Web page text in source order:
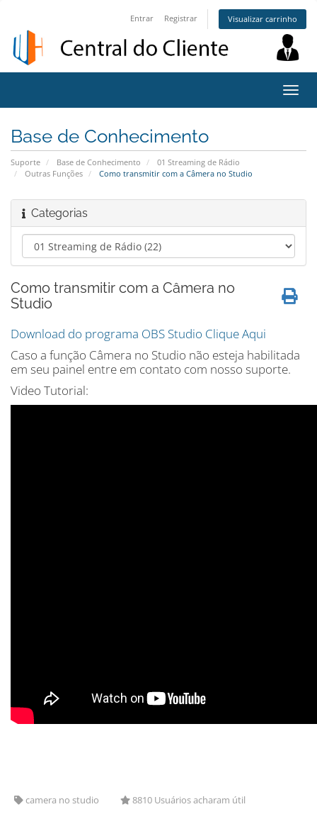
Entrar Registrar Visualizar carrinho
Base de Conhecimento
Suporte Base de Conhecimento
01 Streaming de Rádio
Outras Funções
Como transmitir com a Câmera no Studio
Categorias
Como transmitir com a Câmera no
Studio
Download do programa OBS Studio Clique Aqui
Caso a função Câmera no Studio não esteja habilitada
em seu painel entre em contato com nosso suporte.
Video Tutorial:
camera no studio 8810 Usuários acharam útil